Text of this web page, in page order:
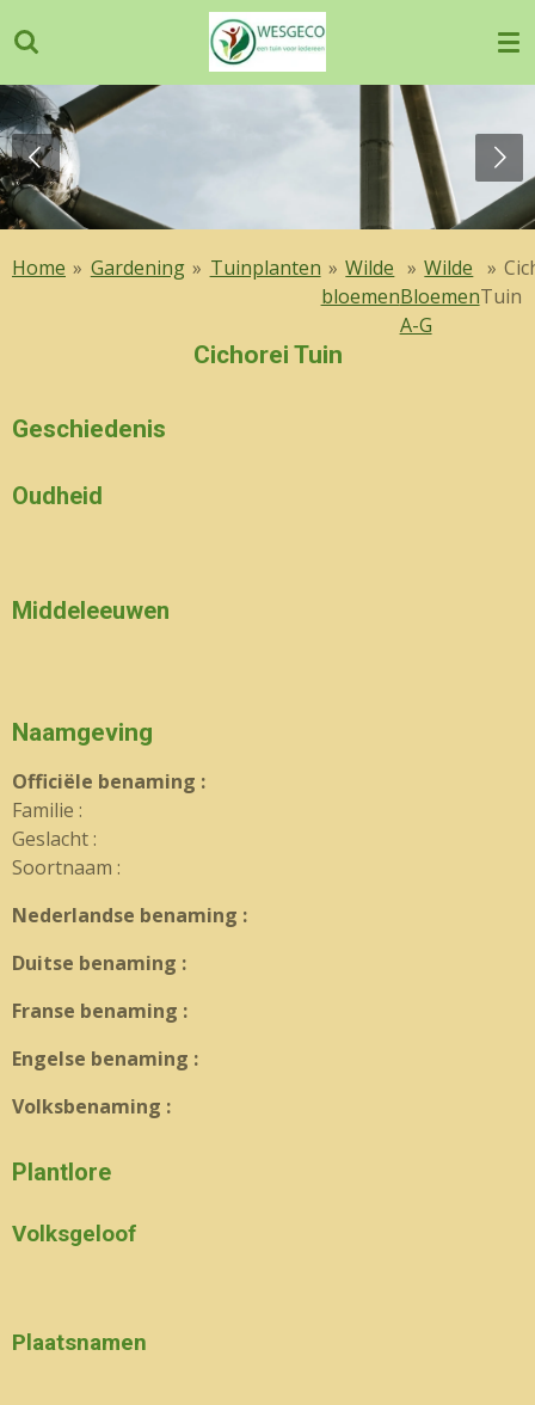
direct
naar
de
hoofdinhoud
Home » Gardening » Tuinplanten » Wilde
bloemen
» Wilde
Bloemen
A-G
»
Tuin
Cichorei Tuin
Geschiedenis
Oudheid
Middeleeuwen
Naamgeving
Officiële benaming :
Familie :
Geslacht :
Soortnaam :
Nederlandse benaming :
Duitse benaming :
Franse benaming :
Engelse benaming :
Volksbenaming :
Plantlore
Volksgeloof
Plaatsnamen